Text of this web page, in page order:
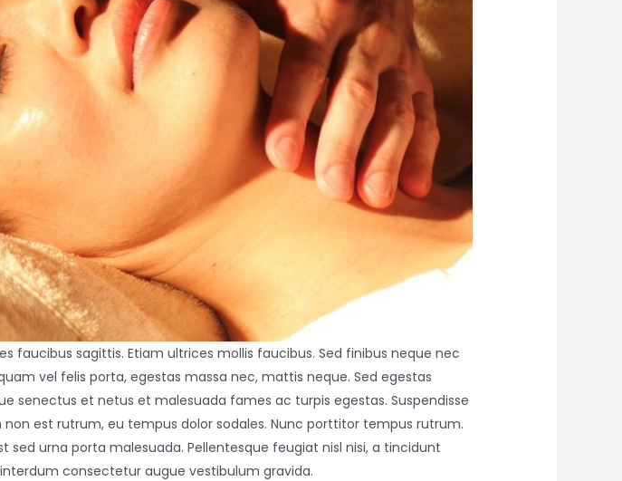
sagittis. Etiam ultrices mollis faucibus. Sed finibus neque nec
vel felis porta, egestas massa nec, mattis neque. Sed egestas
senectus et netus et malesuada fames ac turpis egestas. Suspendisse
est rutrum, eu tempus dolor sodales. Nunc porttitor tempus rutrum.
urna porta malesuada. Pellentesque feugiat nisl nisi, a tincidunt
consectetur augue vestibulum gravida.